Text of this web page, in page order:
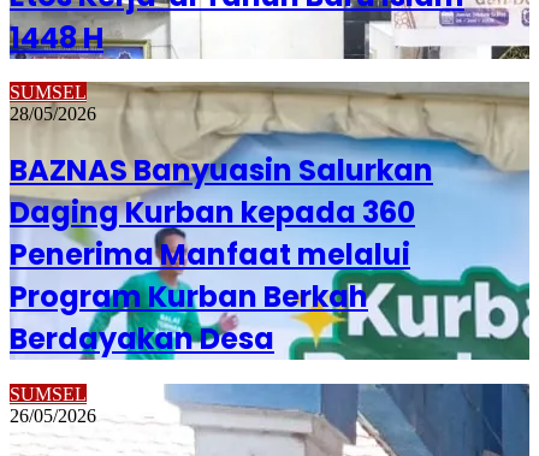
1448 H
SUMSEL
28/05/2026
BAZNAS Banyuasin Salurkan
Daging Kurban kepada 360
Penerima Manfaat melalui
Program Kurban Berkah
Berdayakan Desa
SUMSEL
26/05/2026